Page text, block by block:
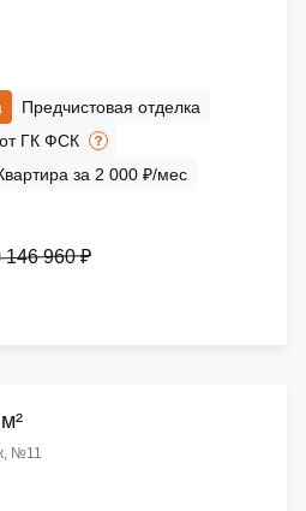
Предчистовая отделка
ГК ФСК
за 2 000 ₽/мес
146 960 ₽
№11